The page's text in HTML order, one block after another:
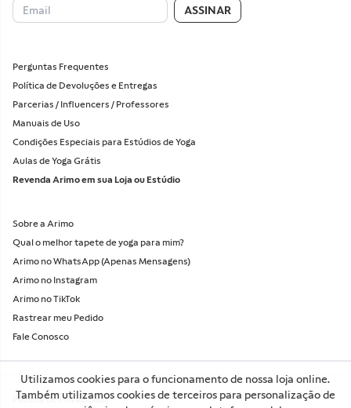
1. Onde é para entregar?
Arimo Start Tapete de Yoga PVC
Verde
R$138,90
VER MAIS
AR3150 novo
Arimo Start Comfort Tapete de
Yoga PVC 8 mm Cinza
VER MAIS
Utilizamos cookies para o funcionamento de nossa loja online.
Também utilizamos cookies de terceiros para personalização de